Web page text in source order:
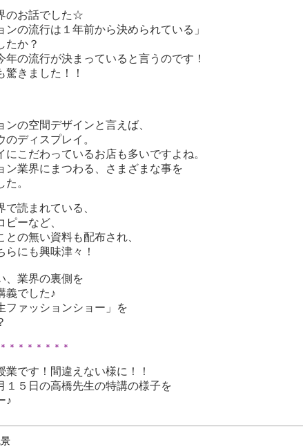
のお話でした☆
ンの流行は１年前から決められている」
たか？
年の流行が決まっていると言うのです！
驚きました！！
ンの空間デザインと言えば、
のディスプレイ。
にこだわっているお店も多いですよね。
ン業界にまつわる、さまざまな事を
。
読まれている、
ピーなど、
との無い資料も配布され、
にも興味津々！
、業界の裏側を
義でした♪
ファッションショー」を
＊＊＊＊＊＊＊
業です！間違えない様に！！
１５日の高橋先生の特講の様子を
♪